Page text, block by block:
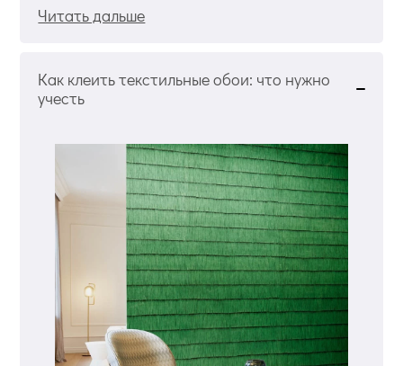
Читать дальше
Как клеить текстильные обои: что нужно
учесть